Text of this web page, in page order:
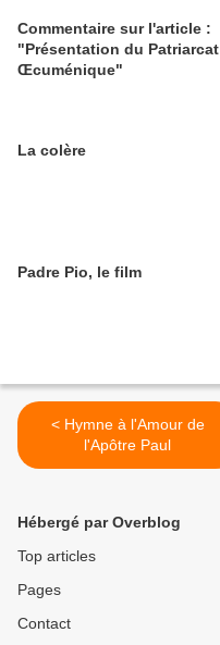
Commentaire sur l'article :
"Présentation du Patriarcat
Œcuménique"
La colère
Padre Pio, le film
< Hymne à l'Amour de
l'Apôtre Paul
Hébergé par Overblog
Top articles
Pages
Contact